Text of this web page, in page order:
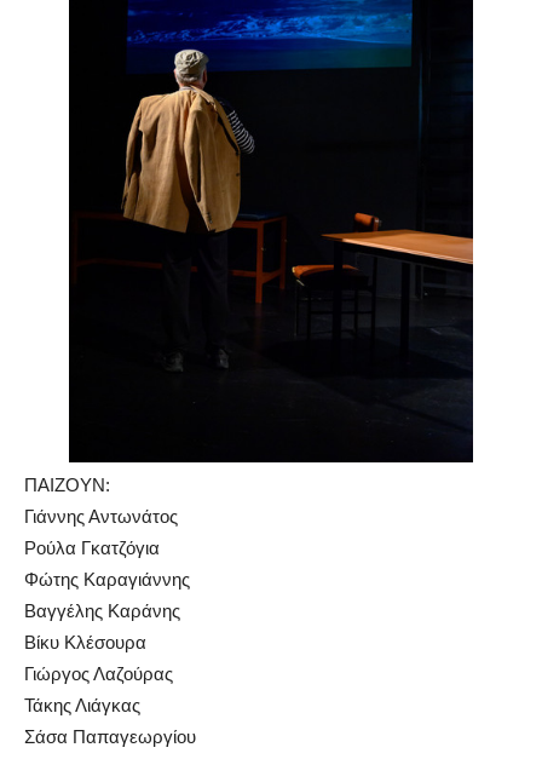
ΠΑΙΖΟΥΝ:
Γιάννης Αντωνάτος
Ρούλα Γκατζόγια
Φώτης Καραγιάννης
Βαγγέλης Καράνης
Βίκυ Κλέσουρα
Γιώργος Λαζούρας
Τάκης Λιάγκας
Σάσα Παπαγεωργίου